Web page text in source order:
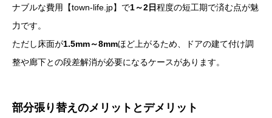
ナブルな費用【town-life.jp】で1～2日程度の短工期で済む点が魅
力です。
ただし床面が1.5mm～8mmほど上がるため、ドアの建て付け調
整や廊下との段差解消が必要になるケースがあります。
部分張り替えのメリットとデメリット